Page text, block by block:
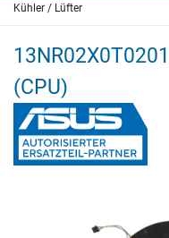
Kühler / Lüfter
(CPU)